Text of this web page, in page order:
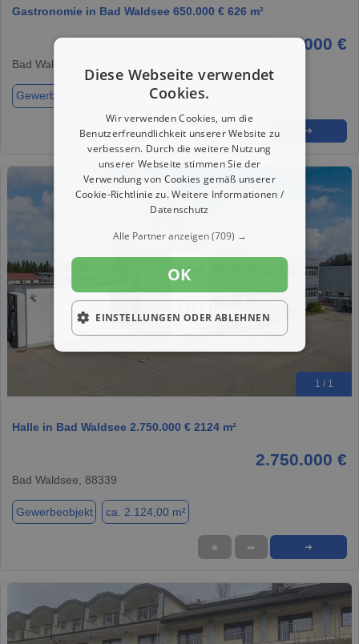
Gastronomie in Bad Waldsee 650.000 € 626 m²
650.000 €
Bad Waldsee, 88339
Gewerbeobjekt ca. 626,00 m²
★ ➦ ➜
1 / 1
Halle in Bad Waldsee 2.750.000 € 2124 m²
2.750.000 €
Bad Waldsee, 88339
Gewerbeobjekt ca. 2.124,00 m²
★ ➦ ➜
Diese Webseite verwendet
Cookies.
Wir verwenden Cookies, um die
Benutzerfreundlichkeit unserer Website zu
verbessern. Durch die weitere Nutzung
unserer Webseite stimmen Sie der
Verwendung von Cookies gemäß unserer
Cookie-Richtlinie zu.Weitere Informationen /
Datenschutz
Alle Partner anzeigen(709) →
OK
EINSTELLUNGEN ODER ABLEHNEN